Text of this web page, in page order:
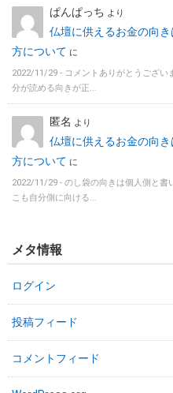
ぱんぱっち より
仏壇に供えるお金の向
方について に
2022/11/29 - コメントありがとうござい
分が読める向きが正...
匿名 より
仏壇に供えるお金の向
方について に
2022/11/29 - のし袋の向きは個人側と書
こも自分側に向ける...
メタ情報
ログイン
投稿フィード
コメントフィード